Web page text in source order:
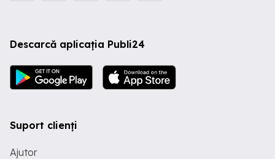
Descarcă aplicația Publi24
Suport clienți
Ajutor